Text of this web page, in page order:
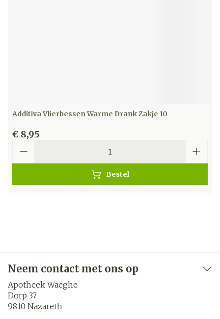
Additiva Vlierbessen Warme Drank Zakje 10
€ 8,95
Bestel
Neem contact met ons op
Apotheek Waeghe
Dorp 37
9810 Nazareth